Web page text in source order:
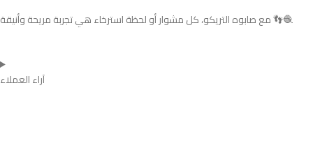
مع صابوه التريكو، كل مشوار أو لحظة استرخاء هي تجربة مريحة وأنيقة 👣🧶
آراء العملاء